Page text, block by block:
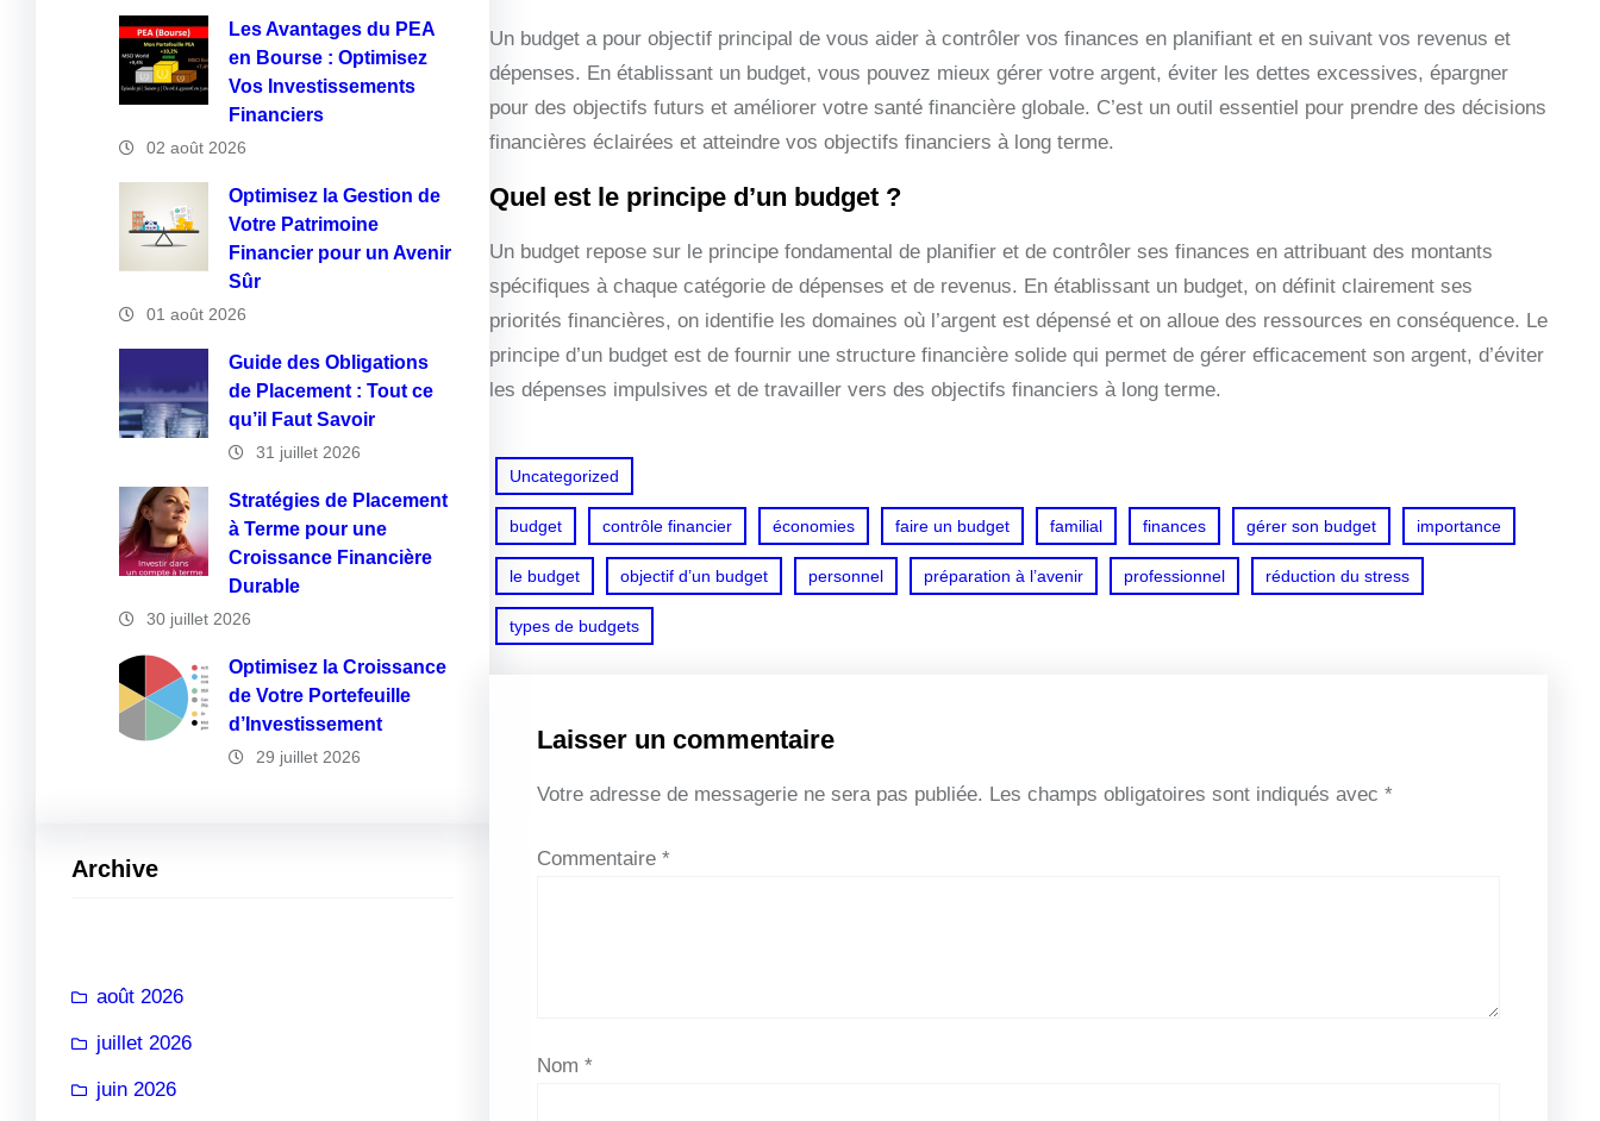
Les Avantages du PEA
en Bourse : Optimisez
Vos Investissements
Financiers
02 août 2026
Optimisez la Gestion de
Votre Patrimoine
Financier pour un Avenir
Sûr
01 août 2026
Guide des Obligations
de Placement : Tout ce
qu’il Faut Savoir
31 juillet 2026
Stratégies de Placement
à Terme pour une
Croissance Financière
Durable
30 juillet 2026
Optimisez la Croissance
de Votre Portefeuille
d’Investissement
29 juillet 2026
Archive
août 2026
juillet 2026
juin 2026
Un budget a pour objectif principal de vous aider à contrôler vos finances en planifiant et en suivant vos revenus et
dépenses. En établissant un budget, vous pouvez mieux gérer votre argent, éviter les dettes excessives, épargner
pour des objectifs futurs et améliorer votre santé financière globale. C’est un outil essentiel pour prendre des décisions
financières éclairées et atteindre vos objectifs financiers à long terme.
Quel est le principe d’un budget ?
Un budget repose sur le principe fondamental de planifier et de contrôler ses finances en attribuant des montants
spécifiques à chaque catégorie de dépenses et de revenus. En établissant un budget, on définit clairement ses
priorités financières, on identifie les domaines où l’argent est dépensé et on alloue des ressources en conséquence. Le
principe d’un budget est de fournir une structure financière solide qui permet de gérer efficacement son argent, d’éviter
les dépenses impulsives et de travailler vers des objectifs financiers à long terme.
Uncategorized
budget contrôle financier économies faire un budget familial finances gérer son budget importance
le budget objectif d’un budget personnel préparation à l’avenir professionnel réduction du stress
types de budgets
Laisser un commentaire
Votre adresse de messagerie ne sera pas publiée. Les champs obligatoires sont indiqués avec *
Commentaire *
Nom *